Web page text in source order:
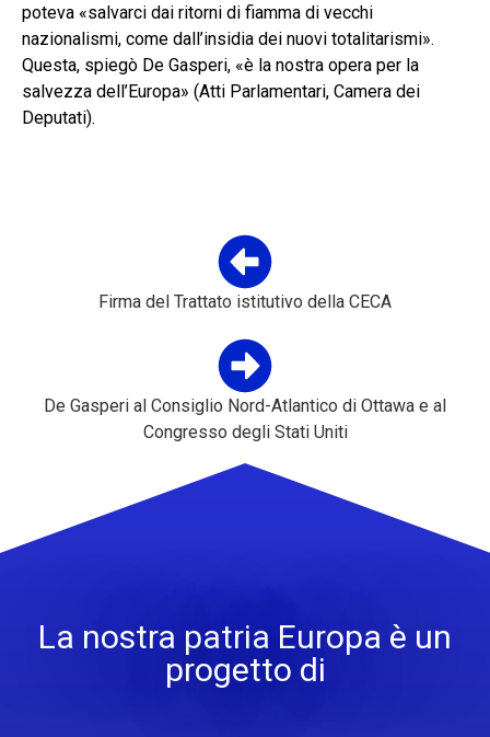
poteva «salvarci dai ritorni di fiamma di vecchi
nazionalismi, come dall’insi­dia dei nuovi totalitarismi».
Questa, spiegò De Gasperi, «è la nostra opera per la
salvezza dell’Europa» (Atti Parlamentari, Camera dei
Deputati).
Firma del Trattato istitutivo della CECA
De Gasperi al Consiglio Nord-Atlantico di Ottawa e al
Congresso degli Stati Uniti
La nostra patria Europa è un
progetto di